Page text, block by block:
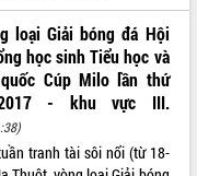
loại Giải bóng đá Hội
học sinh Tiểu học và
Cúp Milo lần thứ
- khu vực III.
tranh tài sôi nổi (từ 18-